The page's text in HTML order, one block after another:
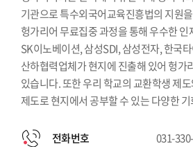
기관으로 특수외국어교육진흥법의 지원
헝가리어 무료집중 과정을 통해 우수한
SK이노베이션, 삼성SDI, 삼성전자, 한국
산하협력업체가 현지에 진출해 있어 헝가
있습니다. 또한 우리 학교의 교환학생 제
제도로 현지에서 공부할 수 있는 다양한
전화번호 031-